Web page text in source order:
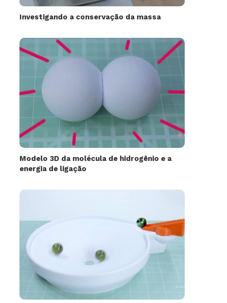
Investigando a conservação da massa
Modelo 3D da molécula de hidrogênio e a
energia de ligação